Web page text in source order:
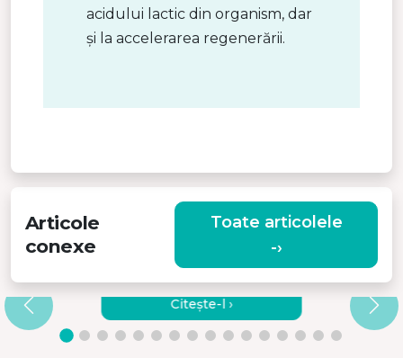
acidului lactic din organism, dar
și la accelerarea regenerării.
Articole
conexe
Toate articolele
-›
DE CE SĂ ALEGEȚI UN APARAT DE
MASAJ CU VIBRAȚII DE CALITATE?
Citește-l ›